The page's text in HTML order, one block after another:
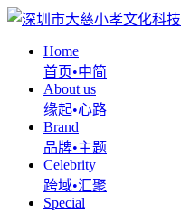
Home
首页•中简
About us
缘起•心路
Brand
品牌•主题
Celebrity
跨域•汇聚
Special